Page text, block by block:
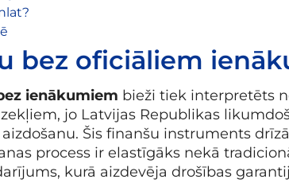
bez oficiāliem
ienākumiem bieži tiek interpretēts
jo Latvijas Republikas
Šis finanšu instruments
process ir elastīgāks nekā
kurā aizdevēja drošības